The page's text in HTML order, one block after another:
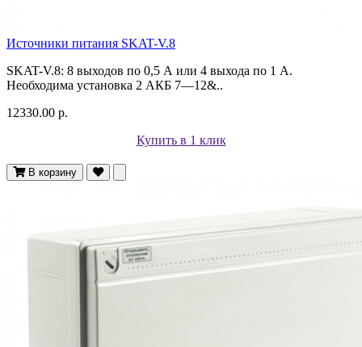
Источники питания SKAT-V.8
SKAT-V.8: 8 выходов по 0,5 А или 4 выхода по 1 А.
Необходима установка 2 АКБ 7—12&..
12330.00 р.
Купить в 1 клик
В корзину